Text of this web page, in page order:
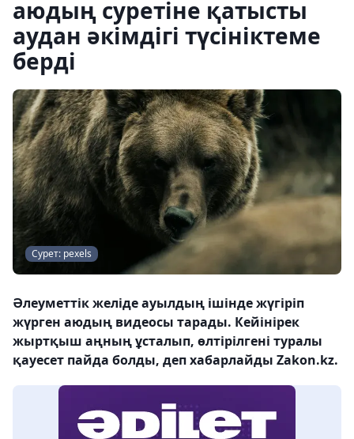
аюдың суретіне қатысты
аудан әкімдігі түсініктеме
берді
Сурет: pexels
Әлеуметтік желіде ауылдың ішінде жүгіріп
жүрген аюдың видеосы тарады. Кейінірек
жыртқыш аңның ұсталып, өлтірілгені туралы
қауесет пайда болды, деп хабарлайды Zakon.kz.